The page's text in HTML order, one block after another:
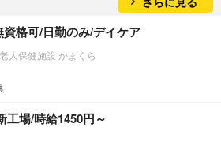
資格可/日勤のみ/デイケア
人保健施設 かまくら
工場/時給1450円～